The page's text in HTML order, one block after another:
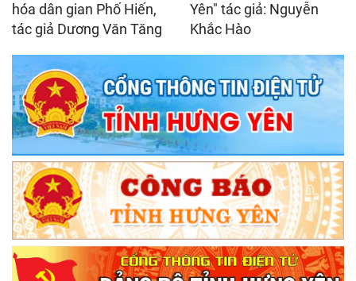
hóa dân gian Phố Hiến,
tác giả Dương Văn Tăng
Yên" tác giả: Nguyễn
Khắc Hào